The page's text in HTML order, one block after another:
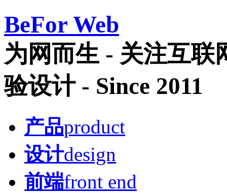
BeFor Web
为网而生 - 关注互联
验设计 - Since 2011
产品product
设计design
前端front end